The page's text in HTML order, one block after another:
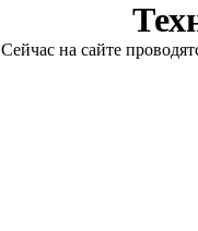
Сейчас на сайте